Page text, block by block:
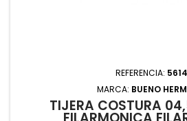
REFERENCIA:
MARCA: BUENO
TIJERA COSTURA